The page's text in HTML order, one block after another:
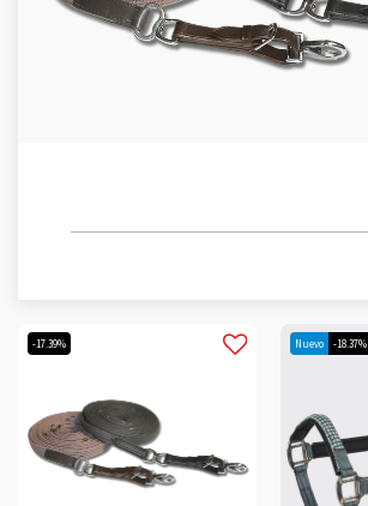
-17.39% Nuevo -18.37%